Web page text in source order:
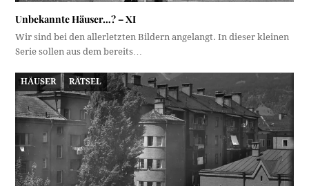
Unbekannte Häuser…? – XI
Wir sind bei den allerletzten Bildern angelangt. In dieser kleinen
Serie sollen aus dem bereits…
HÄUSER RÄTSEL